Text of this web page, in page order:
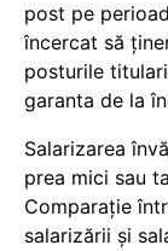
post pe
încercat să
posturile
garanta de la
Salarizarea
prea mici sau
Comparație
salarizării și